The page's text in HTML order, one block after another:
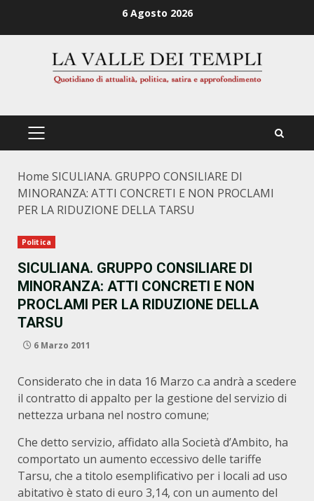
6 Agosto 2026
PRIMÄRES
Home SICULIANA. GRUPPO CONSILIARE DI
MINORANZA: ATTI CONCRETI E NON PROCLAMI
PER LA RIDUZIONE DELLA TARSU
Politica
SICULIANA. GRUPPO CONSILIARE DI
MINORANZA: ATTI CONCRETI E NON
PROCLAMI PER LA RIDUZIONE DELLA
TARSU
6 Marzo 2011
Considerato che in data 16 Marzo c.a andrà a scedere
il contratto di appalto per la gestione del servizio di
nettezza urbana nel nostro comune;
Che detto servizio, affidato alla Società d’Ambito, ha
comportato un aumento eccessivo delle tariffe
Tarsu, che a titolo esemplificativo per i locali ad uso
abitativo è stato di euro 3,14, con un aumento del